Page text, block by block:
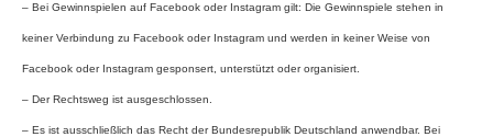
– Bei Gewinnspielen auf Facebook oder Instagram gilt: Die Gewinnspiele stehen in
keiner Verbindung zu Facebook oder Instagram und werden in keiner Weise von
Facebook oder Instagram gesponsert, unterstützt oder organisiert.
– Der Rechtsweg ist ausgeschlossen.
– Es ist ausschließlich das Recht der Bundesrepublik Deutschland anwendbar. Bei